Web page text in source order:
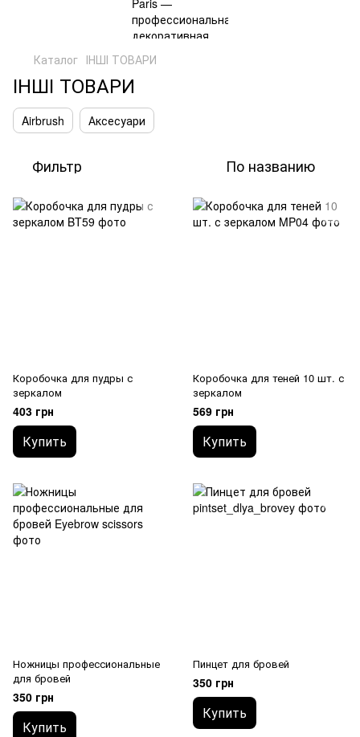
Каталог ІНШІ ТОВАРИ
ІНШІ ТОВАРИ
Airbrush Аксесуари
Фильтр По названию
Коробочка для пудры с
зеркалом
403 грн
Купить
Коробочка для теней 10 шт. с
зеркалом
569 грн
Купить
Ножницы профессиональные
для бровей
350 грн
Купить
Пинцет для бровей
350 грн
Купить